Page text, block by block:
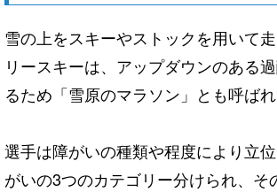
雪の上をスキーやストックを用いて
リースキーは、アップダウンのある
るため「雪原のマラソン」とも呼ばれ
選手は障がいの種類や程度により立
がいの3つのカテゴリー分けられ、そ